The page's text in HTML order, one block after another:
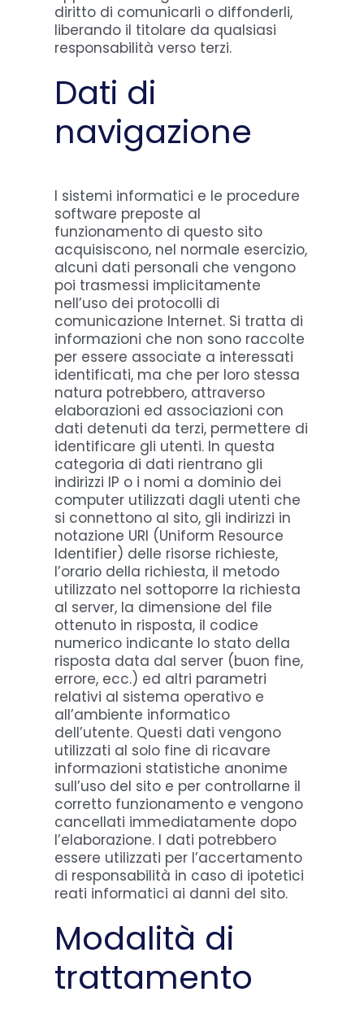
diritto di comunicarli o diffonderli,
liberando il titolare da qualsiasi
responsabilità verso terzi.
Dati di
navigazione
I sistemi informatici e le procedure
software preposte al
funzionamento di questo sito
acquisiscono, nel normale esercizio,
alcuni dati personali che vengono
poi trasmessi implicitamente
nell’uso dei protocolli di
comunicazione Internet. Si tratta di
informazioni che non sono raccolte
per essere associate a interessati
identificati, ma che per loro stessa
natura potrebbero, attraverso
elaborazioni ed associazioni con
dati detenuti da terzi, permettere di
identificare gli utenti. In questa
categoria di dati rientrano gli
indirizzi IP o i nomi a dominio dei
computer utilizzati dagli utenti che
si connettono al sito, gli indirizzi in
notazione URI (Uniform Resource
Identifier) delle risorse richieste,
l’orario della richiesta, il metodo
utilizzato nel sottoporre la richiesta
al server, la dimensione del file
ottenuto in risposta, il codice
numerico indicante lo stato della
risposta data dal server (buon fine,
errore, ecc.) ed altri parametri
relativi al sistema operativo e
all’ambiente informatico
dell’utente. Questi dati vengono
utilizzati al solo fine di ricavare
informazioni statistiche anonime
sull’uso del sito e per controllarne il
corretto funzionamento e vengono
cancellati immediatamente dopo
l’elaborazione. I dati potrebbero
essere utilizzati per l’accertamento
di responsabilità in caso di ipotetici
reati informatici ai danni del sito.
Modalità di
trattamento